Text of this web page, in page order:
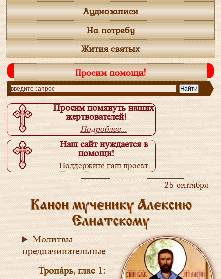
Аудиозаписи
На потребу
Жития святых
Просим помощи!
Просим помянуть наших
жертвователей!
Подробнее...
Наш сайт нуждается в
помощи!
Поддержите наш проект
Подробнее...
25 сентября
Канон мученику Алексию
Елнатскому
Молитвы
предначинательные
Тропа́рь, глас 1: